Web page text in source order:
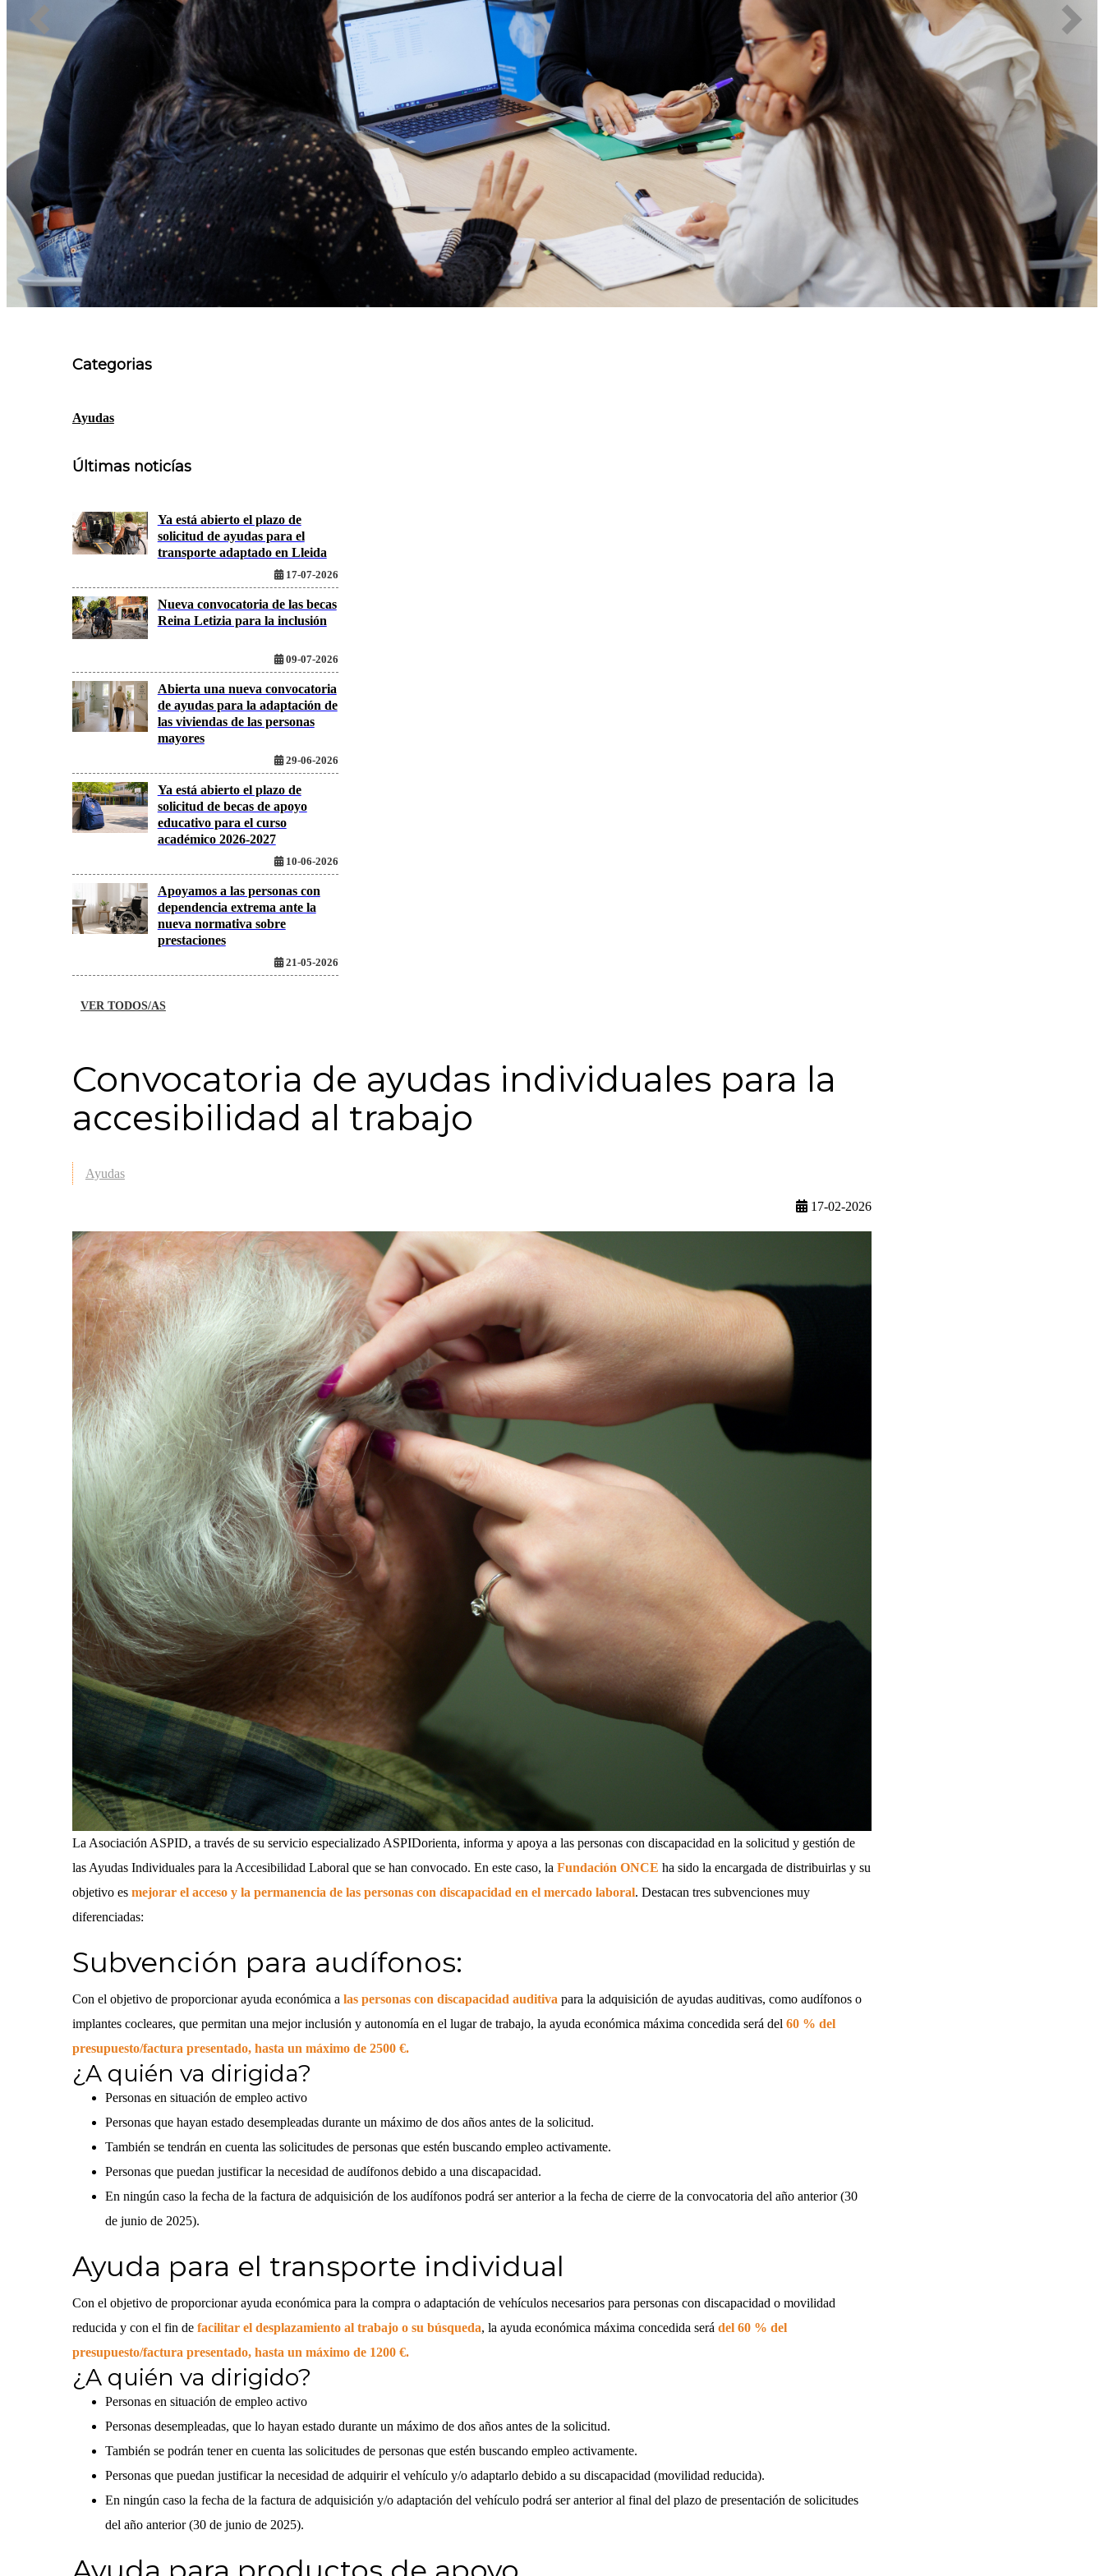
Anterior Siguiente
Categorias
Ayudas
Últimas noticías
Ya está abierto el plazo de
solicitud de ayudas para el
transporte adaptado en Lleida
17-07-2026
Nueva convocatoria de las becas
Reina Letizia para la inclusión
09-07-2026
Abierta una nueva convocatoria
de ayudas para la adaptación de
las viviendas de las personas
mayores
29-06-2026
Ya está abierto el plazo de
solicitud de becas de apoyo
educativo para el curso
académico 2026-2027
10-06-2026
Apoyamos a las personas con
dependencia extrema ante la
nueva normativa sobre
prestaciones
21-05-2026
VER TODOS/AS
Convocatoria de ayudas individuales para la
accesibilidad al trabajo
Ayudas
17-02-2026
La Asociación ASPID, a través de su servicio especializado ASPIDorienta, informa y apoya a las personas con discapacidad en la solicitud y gestión de
las Ayudas Individuales para la Accesibilidad Laboral que se han convocado. En este caso, la Fundación ONCE ha sido la encargada de distribuirlas y su
objetivo es mejorar el acceso y la permanencia de las personas con discapacidad en el mercado laboral. Destacan tres subvenciones muy
diferenciadas:
Subvención para audífonos:
Con el objetivo de proporcionar ayuda económica a las personas con discapacidad auditiva para la adquisición de ayudas auditivas, como audífonos o
implantes cocleares, que permitan una mejor inclusión y autonomía en el lugar de trabajo, la ayuda económica máxima concedida será del 60 % del
presupuesto/factura presentado, hasta un máximo de 2500 €.
¿A quién va dirigida?
Personas en situación de empleo activo
Personas que hayan estado desempleadas durante un máximo de dos años antes de la solicitud.
También se tendrán en cuenta las solicitudes de personas que estén buscando empleo activamente.
Personas que puedan justificar la necesidad de audífonos debido a una discapacidad.
En ningún caso la fecha de la factura de adquisición de los audífonos podrá ser anterior a la fecha de cierre de la convocatoria del año anterior (30
de junio de 2025).
Ayuda para el transporte individual
Con el objetivo de proporcionar ayuda económica para la compra o adaptación de vehículos necesarios para personas con discapacidad o movilidad
reducida y con el fin de facilitar el desplazamiento al trabajo o su búsqueda, la ayuda económica máxima concedida será del 60 % del
presupuesto/factura presentado, hasta un máximo de 1200 €.
¿A quién va dirigido?
Personas en situación de empleo activo
Personas desempleadas, que lo hayan estado durante un máximo de dos años antes de la solicitud.
También se podrán tener en cuenta las solicitudes de personas que estén buscando empleo activamente.
Personas que puedan justificar la necesidad de adquirir el vehículo y/o adaptarlo debido a su discapacidad (movilidad reducida).
En ningún caso la fecha de la factura de adquisición y/o adaptación del vehículo podrá ser anterior al final del plazo de presentación de solicitudes
del año anterior (30 de junio de 2025).